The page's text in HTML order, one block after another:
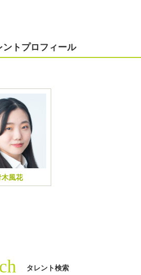
ントプロフィール
木風花
タレント検索